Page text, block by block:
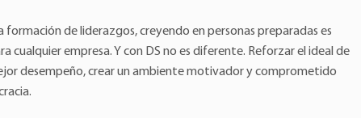
formación de liderazgos, creyendo en personas preparadas es
cualquier empresa. Y con DS no es diferente. Reforzar el ideal de
desempeño, crear un ambiente motivador y comprometido